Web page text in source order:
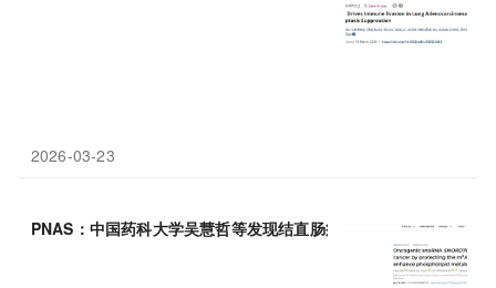
2026-03-23
PNAS：中国药科大学吴慧哲等发现结直肠癌治疗新策略： 靶向